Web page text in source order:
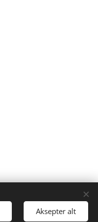
Aksepter alt